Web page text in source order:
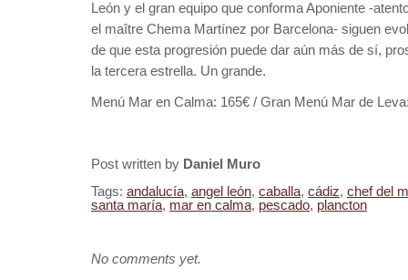
León y el gran equipo que conforma Aponiente -
el maître Chema Martínez por Barcelona- siguen
de que esta progresión puede dar aún más de sí,
la tercera estrella. Un grande.
Menú Mar en Calma: 165€ / Gran Menú Mar de
Post written by Daniel Muro
Tags: andalucía, angel león, caballa, cádiz, chef del
santa maría, mar en calma, pescado, plancton
No comments yet.